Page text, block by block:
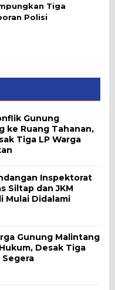
Tiga
Polisi
Gunung
ke Ruang Tahanan,
Tiga LP Warga
Inspektorat
Siltap dan JKM
Mulai Didalami
Gunung Malintang
Desak Tiga
Segera